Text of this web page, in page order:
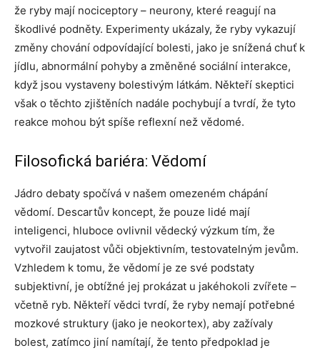
že ryby mají nociceptory – neurony, které reagují na
škodlivé podněty. Experimenty ukázaly, že ryby vykazují
změny chování odpovídající bolesti, jako je snížená chuť k
jídlu, abnormální pohyby a změněné sociální interakce,
když jsou vystaveny bolestivým látkám. Někteří skeptici
však o těchto zjištěních nadále pochybují a tvrdí, že tyto
reakce mohou být spíše reflexní než vědomé.
Filosofická bariéra: Vědomí
Jádro debaty spočívá v našem omezeném chápání
vědomí. Descartův koncept, že pouze lidé mají
inteligenci, hluboce ovlivnil vědecký výzkum tím, že
vytvořil zaujatost vůči objektivním, testovatelným jevům.
Vzhledem k tomu, že vědomí je ze své podstaty
subjektivní, je obtížné jej prokázat u jakéhokoli zvířete –
včetně ryb. Někteří vědci tvrdí, že ryby nemají potřebné
mozkové struktury (jako je neokortex), aby zažívaly
bolest, zatímco jiní namítají, že tento předpoklad je